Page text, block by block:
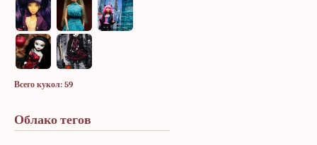
Всего кукол: 59
Облако тегов